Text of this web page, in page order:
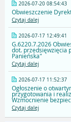
2026-07-20 08:54:43
Obwieszczenie
Czytaj dalej
2026-07-17 12:49:41
G.6220.7.2026
dot. przedsięwzięcia
Panieńska"
Czytaj dalej
2026-07-17 11:52:37
Ogłoszenie o
przygotowania i
Wzmocnienie
Czytaj dalej